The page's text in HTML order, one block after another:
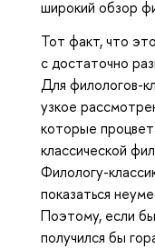
широкий обзор
Тот факт, что
с достаточно
Для филологов-
узкое
которые
классической
Филологу-
показаться
Поэтому, если
получился бы